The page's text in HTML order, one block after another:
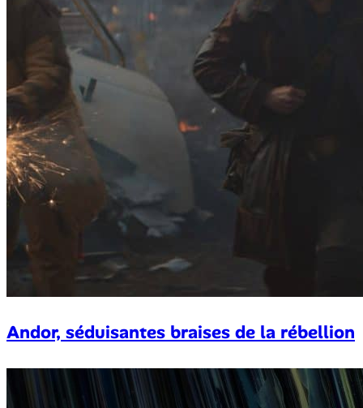
Andor, séduisantes braises de la rébellion